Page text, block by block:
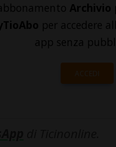
Archivio
per accedere
app senza
ACCEDI